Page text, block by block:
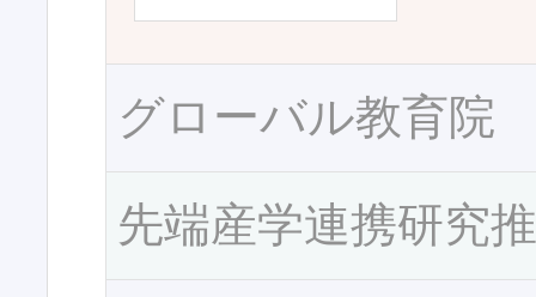
グローバル教育院
先端産学連携研究